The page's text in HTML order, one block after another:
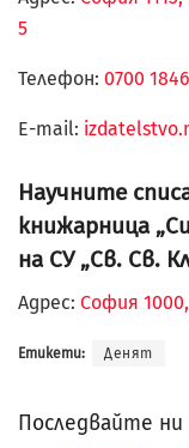
5
Телефон: 0700
Е-mail:
Научните
книжарница
на СУ „Св. Св.
Адрес: София
Етикети: Денят
Последвайте